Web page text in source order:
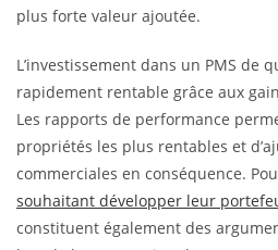
plus forte valeur ajoutée.
L’investissement dans un PMS de
rapidement rentable grâce aux
Les rapports de performance
propriétés les plus rentables et
commerciales en conséquence.
souhaitant développer leur
constituent également des